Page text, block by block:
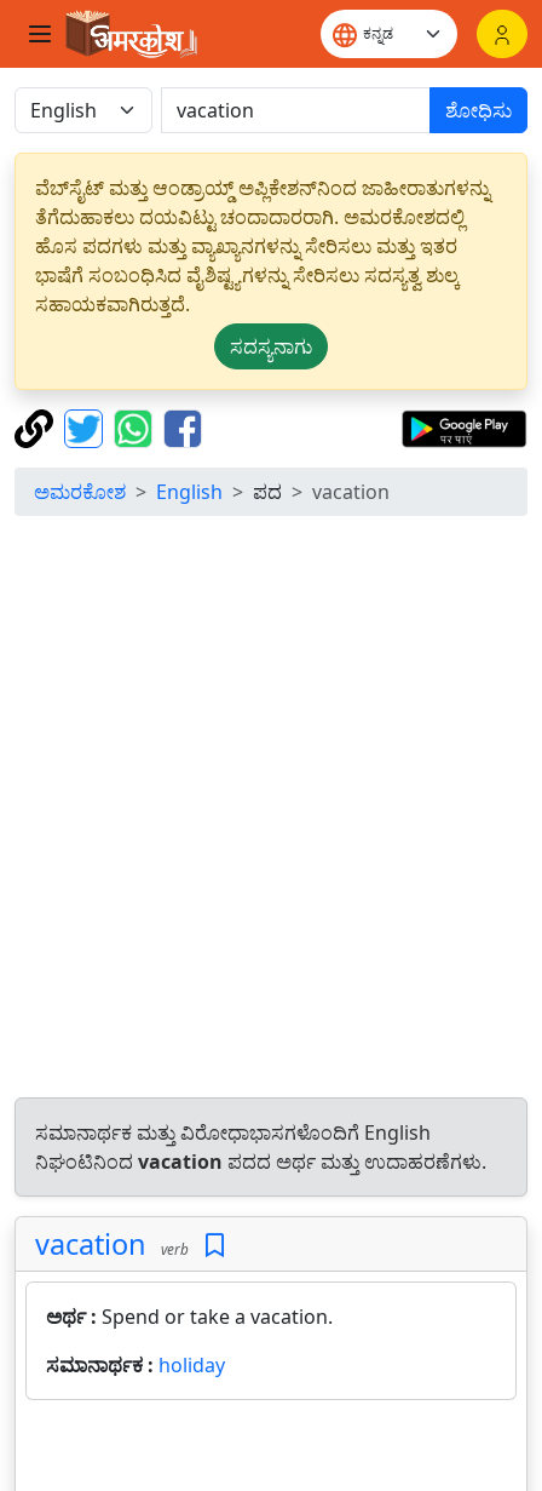
ಶೋಧಿಸು
ವೆಬ್‌ಸೈಟ್ ಮತ್ತು ಆಂಡ್ರಾಯ್ಡ್ ಅಪ್ಲಿಕೇಶನ್‌ನಿಂದ ಜಾಹೀರಾತುಗಳನ್ನು
ತೆಗೆದುಹಾಕಲು ದಯವಿಟ್ಟು ಚಂದಾದಾರರಾಗಿ. ಅಮರಕೋಶದಲ್ಲಿ
ಹೊಸ ಪದಗಳು ಮತ್ತು ವ್ಯಾಖ್ಯಾನಗಳನ್ನು ಸೇರಿಸಲು ಮತ್ತು ಇತರ
ಭಾಷೆಗೆ ಸಂಬಂಧಿಸಿದ ವೈಶಿಷ್ಟ್ಯಗಳನ್ನು ಸೇರಿಸಲು ಸದಸ್ಯತ್ವ ಶುಲ್ಕ
ಸಹಾಯಕವಾಗಿರುತ್ತದೆ.
ಸದಸ್ಯನಾಗು
ಅಮರಕೋಶ English ಪದ vacation
ಸಮಾನಾರ್ಥಕ ಮತ್ತು ವಿರೋಧಾಭಾಸಗಳೊಂದಿಗೆ English
ನಿಘಂಟಿನಿಂದ vacation ಪದದ ಅರ್ಥ ಮತ್ತು ಉದಾಹರಣೆಗಳು.
vacation verb
ಅರ್ಥ : Spend or take a vacation.
ಸಮಾನಾರ್ಥಕ : holiday